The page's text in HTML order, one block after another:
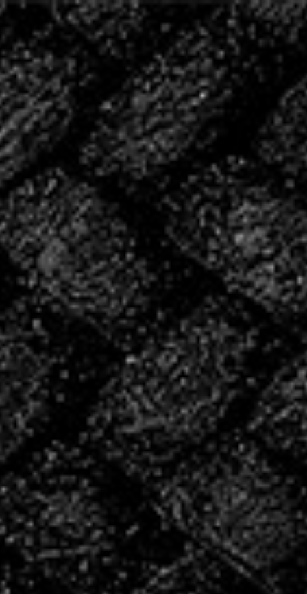
20 ANS D’HISTOIRE,
ÉCRIVONS LA SUITE
ENSEMBLE
2004 – 2024
INSCRIVEZ
VOUS POUR LA
SAISON
2026/2027 !
INSCRIPTIONS
Les créneaux de reprise
Le COSEC étant actuellement en travaux, merci de